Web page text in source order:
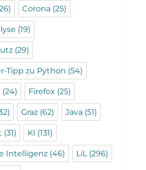
Corona (25)
(19)
(29)
Tipp zu Python (54)
(24) Firefox (25)
Graz (62) Java (51)
(31) KI (131)
Intelligenz (46) LiL(296)